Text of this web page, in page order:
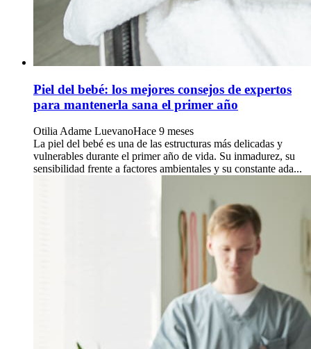
Piel del bebé: los mejores consejos de expertos
para mantenerla sana el primer año
Otilia Adame LuevanoHace 9 meses
La piel del bebé es una de las estructuras más delicadas y
vulnerables durante el primer año de vida. Su inmadurez, su
sensibilidad frente a factores ambientales y su constante ada...